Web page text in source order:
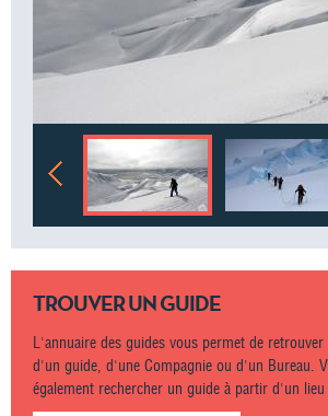
TROUVER UN GUIDE
L'annuaire des guides vous permet de
d'un guide, d'une Compagnie ou d'un Bureau.
également rechercher un guide à partir d'un lieu